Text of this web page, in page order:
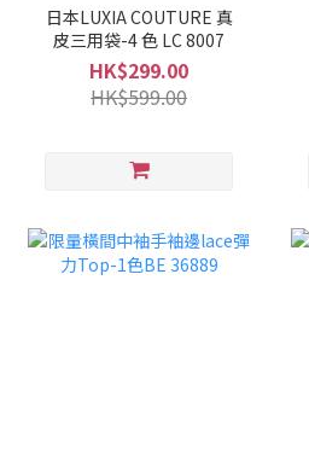
日本LUXIA COUTURE 真
皮三用袋-4 色 LC 8007
HK$299.00
HK$599.00